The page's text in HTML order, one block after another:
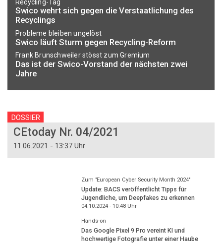
Recycling-Tag
Swico wehrt sich gegen die Verstaatlichung des
Recyclings
Probleme bleiben ungelöst
Swico läuft Sturm gegen Recycling-Reform
Frank Brunschweiler stösst zum Gremium
Das ist der Swico-Vorstand der nächsten zwei
Jahre
DOSSIER
CEtoday Nr. 04/2021
11.06.2021 - 13:37 Uhr
Zum "European Cyber Security Month 2024"
Update: BACS veröffentlicht Tipps für
Jugendliche, um Deepfakes zu erkennen
04.10.2024 - 10:48Uhr
Hands-on
Das Google Pixel 9 Pro vereint KI und
hochwertige Fotografie unter einer Haube